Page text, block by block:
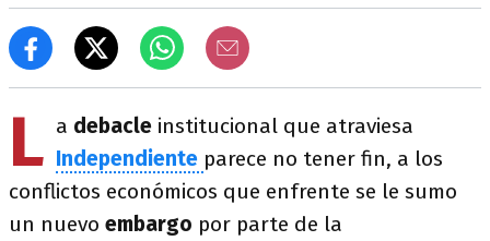
L a debacle institucional que atraviesa
Independiente parece no tener fin, a los
conflictos económicos que enfrente se le sumo
un nuevo embargo por parte de la